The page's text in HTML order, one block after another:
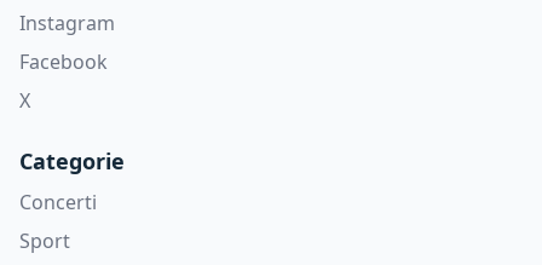
Instagram
Facebook
X
Categorie
Concerti
Sport